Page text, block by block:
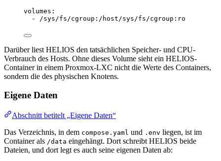
volumes :
-
/sys/fs/cgroup:/host/sys/fs/cgroup:ro
Darüber liest HELIOS den tatsächlichen Speicher- und CPU-
Verbrauch des Hosts. Ohne dieses Volume sieht ein HELIOS-
Container in einem Proxmox-LXC nicht die Werte des Containers,
sondern die des physischen Knotens.
Eigene Daten
Abschnitt betitelt „Eigene Daten“
Das Verzeichnis, in dem compose.yaml und .env liegen, ist im
Container als /data eingehängt. Dort schreibt HELIOS beide
Dateien, und dort legt es auch seine eigenen Daten ab: